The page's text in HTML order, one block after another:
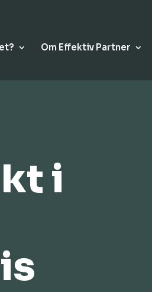
Om Effektiv Partner
i